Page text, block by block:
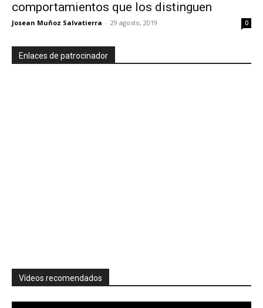
comportamientos que los distinguen
Josean Muñoz Salvatierra - 29 agosto, 2019 0
Enlaces de patrocinador
Vídeos recomendados